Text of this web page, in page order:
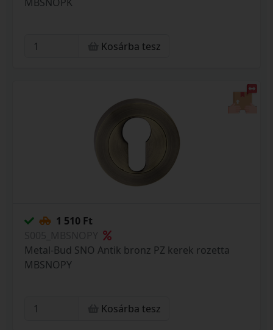
Kosárba tesz
1 510 Ft
Metal-Bud SNO Antik bronz PZ kerek rozetta
MBSNOPY
Kosárba tesz